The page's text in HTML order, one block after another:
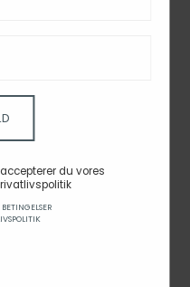
du vores
Hob2Hood 54 cm
LFG516X
Ved kr 3.695,00